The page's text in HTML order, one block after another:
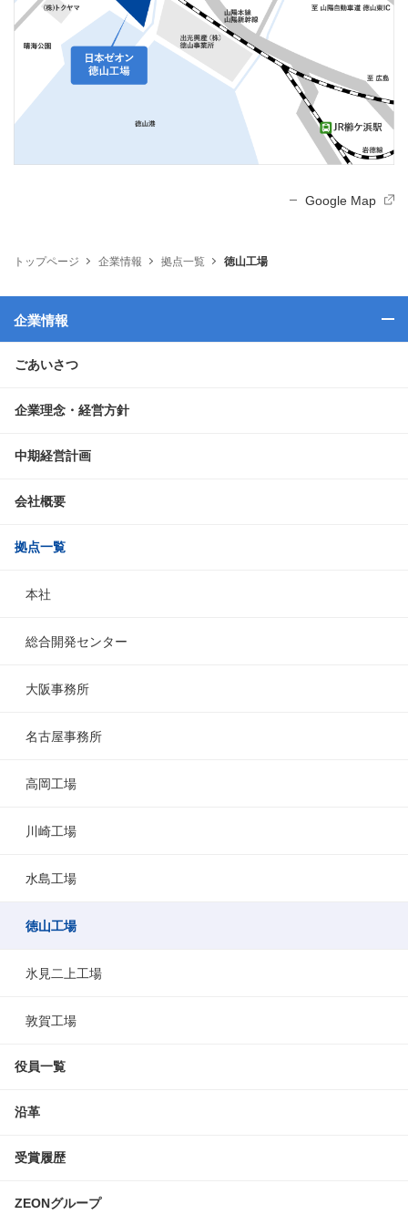
トップページ 企業情報 拠点一覧 徳山工場
Google Map
企業情報
ごあいさつ
企業理念・経営方針
中期経営計画
会社概要
拠点一覧
本社
総合開発センター
大阪事務所
名古屋事務所
高岡工場
川崎工場
水島工場
徳山工場
氷見二上工場
敦賀工場
役員一覧
沿革
受賞履歴
ZEONグループ